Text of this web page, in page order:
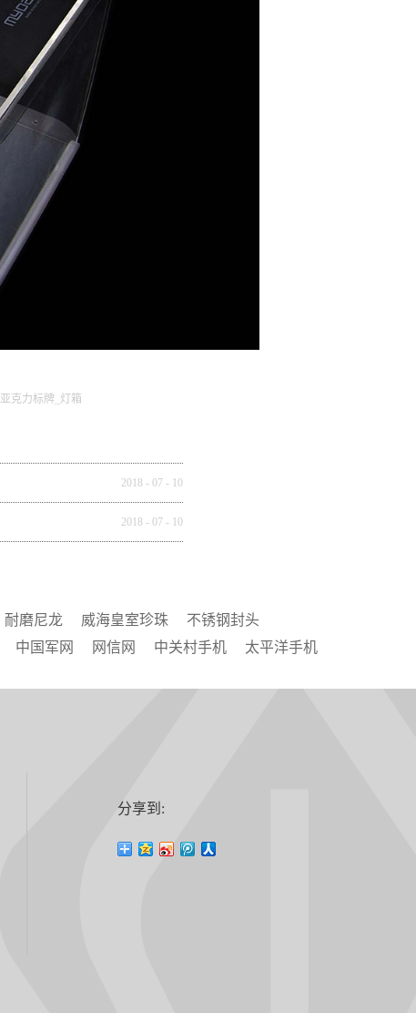
亚克力标牌_灯箱
2018 - 07 - 10
2018 - 07 - 10
耐磨尼龙 威海皇室珍珠
不锈钢封头
中国军网 网信网 中关村手机
太平洋手机
分享到: